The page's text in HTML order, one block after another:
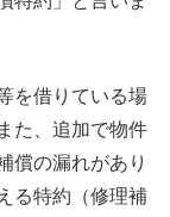
を借りている場
た、追加で物件
償の漏れがあり
る特約（修理補